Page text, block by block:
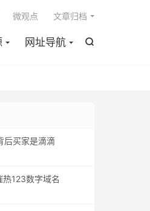

网址导航
微观点 文章归档
后买家是滴滴
123数字域名